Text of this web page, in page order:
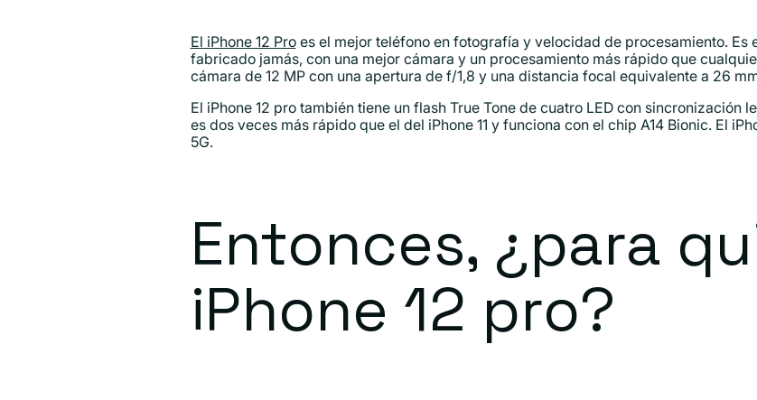
El iPhone 12 Proes el mejor teléfono en fotografía y velocidad de procesamiento. Es
fabricado jamás, con una mejor cámara y un procesamiento más rápido que
cámara de 12 MP con una apertura de f/1,8 y una distancia focal equivalente a 26
El iPhone 12 pro también tiene un flash True Tone de cuatro LED con sincronización
es dos veces más rápido que el del iPhone 11 y funciona con el chip A14 Bionic. El
5G.
Entonces, ¿para
iPhone 12 pro?